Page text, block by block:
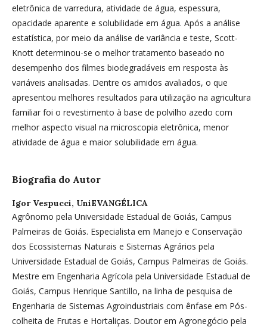
eletrônica de varredura, atividade de água, espessura,
opacidade aparente e solubilidade em água. Após a análise
estatística, por meio da análise de variância e teste, Scott-
Knott determinou-se o melhor tratamento baseado no
desempenho dos filmes biodegradáveis em resposta às
variáveis analisadas. Dentre os amidos avaliados, o que
apresentou melhores resultados para utilização na agricultura
familiar foi o revestimento à base de polvilho azedo com
melhor aspecto visual na microscopia eletrônica, menor
atividade de água e maior solubilidade em água.
Biografia do Autor
Igor Vespucci, UniEVANGÉLICA
Agrônomo pela Universidade Estadual de Goiás, Campus
Palmeiras de Goiás. Especialista em Manejo e Conservação
dos Ecossistemas Naturais e Sistemas Agrários pela
Universidade Estadual de Goiás, Campus Palmeiras de Goiás.
Mestre em Engenharia Agrícola pela Universidade Estadual de
Goiás, Campus Henrique Santillo, na linha de pesquisa de
Engenharia de Sistemas Agroindustriais com ênfase em Pós-
colheita de Frutas e Hortaliças. Doutor em Agronegócio pela